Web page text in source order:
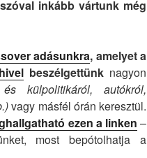
inkább vártunk még
adásunkra, amelyet a
beszélgettünk nagyon
külpolitikáról, autókról,
vagy másfél órán keresztül.
ezen a linken –
most bepótolhatja a